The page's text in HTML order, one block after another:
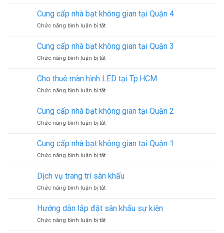
gian
Quận
cấp
nhà
bạt
gian
Quận
Cung cấp nhà bạt không gian tại Quận 4
Chức năng bình luận bị tắtở
cấp
nhà
bạt
gian
Quận
Cung cấp nhà bạt không gian tại Quận 3
Chức năng bình luận bị tắtở
cấp
nhà
bạt
gian
Quận
Cho thuê màn hình LED tại Tp.HCM
Chức năng bình luận bị tắtở
thuê
màn
hình
tại
Tp.HCM
Cung cấp nhà bạt không gian tại Quận 2
Chức năng bình luận bị tắtở
cấp
nhà
bạt
gian
Quận
Cung cấp nhà bạt không gian tại Quận 1
Chức năng bình luận bị tắtở
cấp
nhà
bạt
gian
Quận
Dịch vụ trang trí sân khấu
Chức năng bình luận bị tắtở
vụ
trang
trí
Hướng dẫn lắp đặt sân khấu sự kiện
Chức năng bình luận bị tắtở